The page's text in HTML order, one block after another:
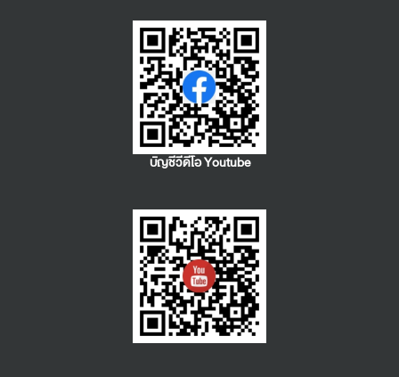
บัญชีวีดีโอ Youtube